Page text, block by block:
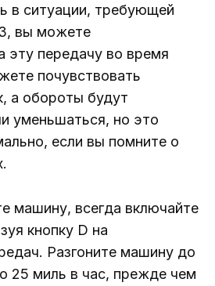
в ситуации, требующей
вы можете
эту передачу во время
почувствовать
а обороты будут
уменьшаться, но это
если вы помните о
машину, всегда включайте
кнопку D на
Разгоните машину до
25 миль в час, прежде чем